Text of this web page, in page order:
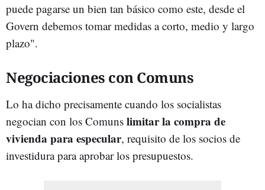
puede pagarse un bien tan básico como este, desde el
Govern debemos tomar medidas a corto, medio y largo
plazo".
Negociaciones con Comuns
Lo ha dicho precisamente cuando los socialistas
negocian con los Comuns limitar la compra de
vivienda para especular, requisito de los socios de
investidura para aprobar los presupuestos.